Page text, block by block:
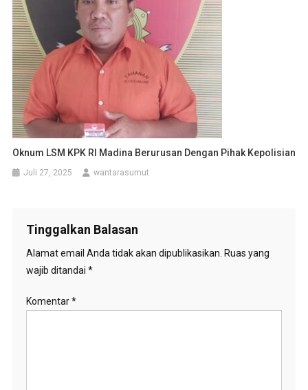
Oknum LSM KPK RI Madina Berurusan Dengan Pihak Kepolisian
Juli 27, 2025 wantarasumut
Tinggalkan Balasan
Alamat email Anda tidak akan dipublikasikan. Ruas yang
wajib ditandai *
Komentar*